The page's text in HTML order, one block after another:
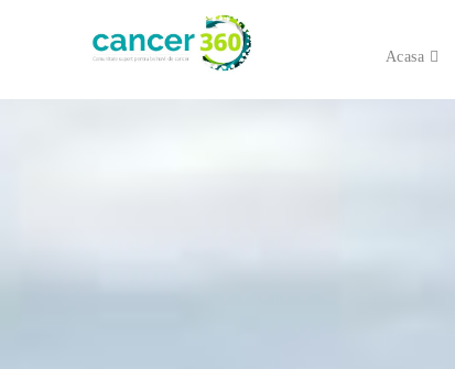
Acasa